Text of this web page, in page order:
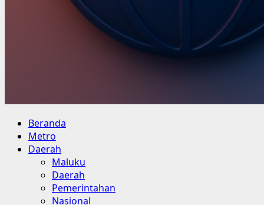
Primary
Menu
Beranda
Metro
Daerah
Maluku
Daerah
Pemerintahan
Nasional